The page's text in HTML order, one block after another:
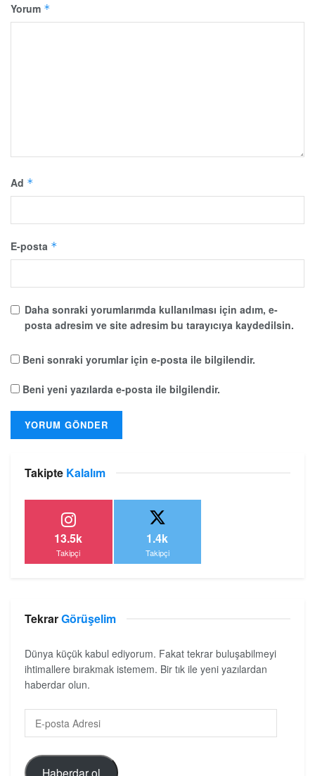
Yorum *
Ad *
E-posta *
Daha sonraki yorumlarımda kullanılması için adım, e-
posta adresim ve site adresim bu tarayıcıya kaydedilsin.
Beni sonraki yorumlar için e-posta ile bilgilendir.
Beni yeni yazılarda e-posta ile bilgilendir.
Takipte Kalalım
13.5k
Takipçi
1.4k
Takipçi
TekrarGörüşelim
Dünya küçük kabul ediyorum. Fakat tekrar buluşabilmeyi
ihtimallere bırakmak istemem. Bir tık ile yeni yazılardan
haberdar olun.
Haberdar ol